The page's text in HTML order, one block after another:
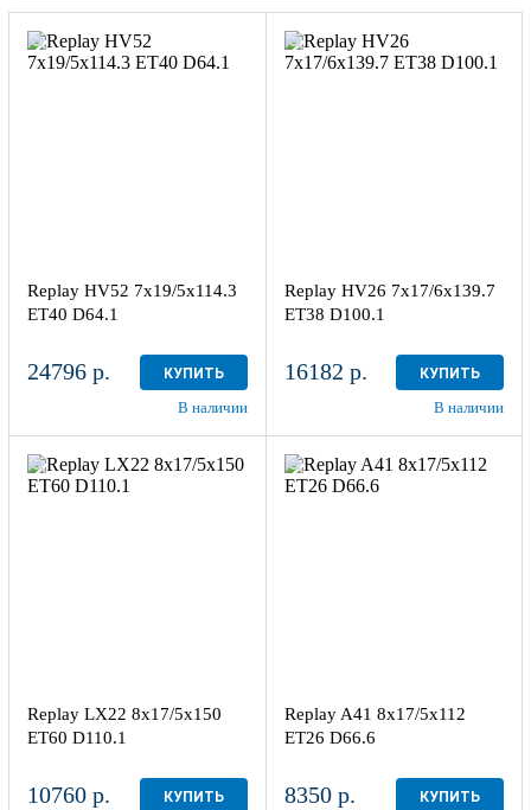
Replay HV52 7x19/5x114.3
ET40 D64.1
7x19/5x114.3
24796 р. КУПИТЬ
В наличии
Replay HV26 7x17/6x139.7
ET38 D100.1
7x17/6x139.7
16182 р. КУПИТЬ
В наличии
в наличии
Replay LX22 8x17/5x150
ЕТ60 D110.1
8x17/5x150
10760 р. КУПИТЬ
Replay A41 8x17/5x112
ЕТ26 D66.6
8x17/5x112
8350 р. КУПИТЬ
в наличии